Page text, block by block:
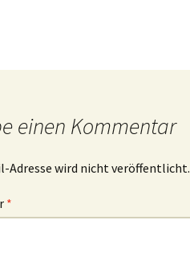
einen Kommentar
Adresse wird nicht veröffentlicht.
*